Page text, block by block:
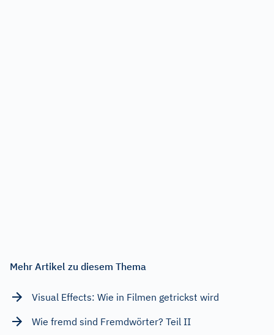
Mehr Artikel zu diesem Thema
Visual Effects: Wie in Filmen getrickst wird
Wie fremd sind Fremdwörter? Teil II